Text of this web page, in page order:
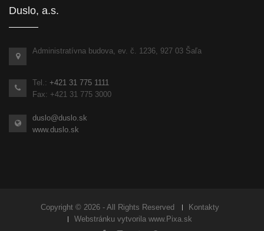
Duslo, a.s.
Administratívna budova, ev. č. 1236, 927 03 Šaľa
Tel.: +421 31 775 1111
Fax: +421 31 775 3000
duslo@duslo.sk
www.duslo.sk
Copyright © 2026 - All Rights Reserved
Kontakty
Webstránku vytvorila www.Pixa.sk